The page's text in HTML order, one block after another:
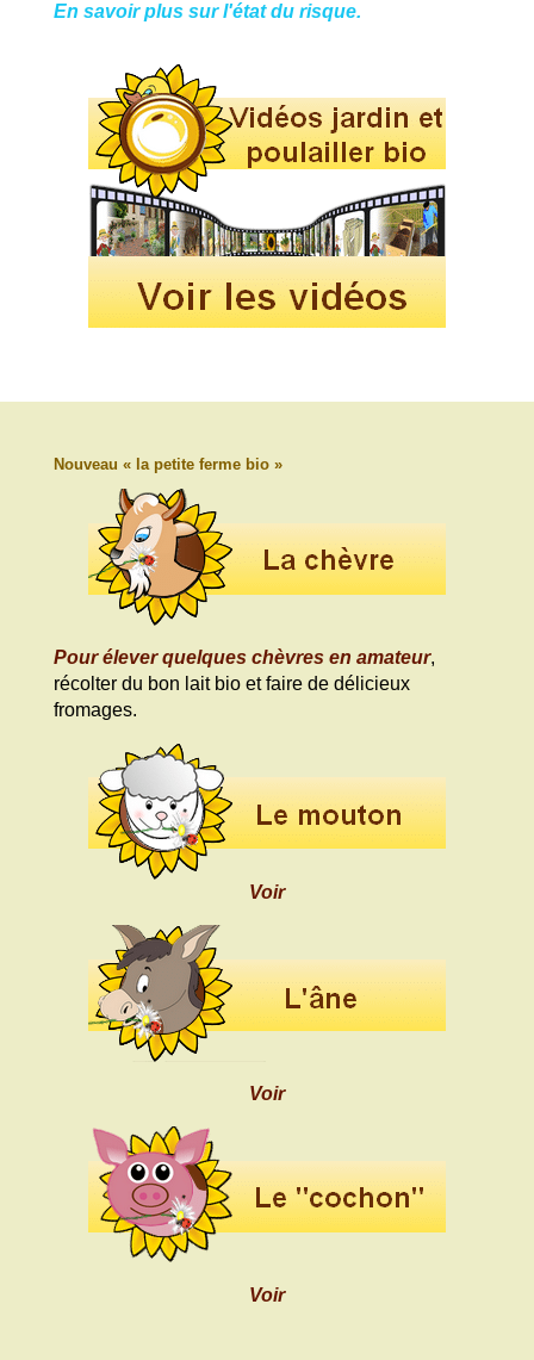
En savoir plus sur l'état du risque.
Nouveau « la petite ferme bio »
Pour élever quelques chèvres en amateur,
récolter du bon lait bio et faire de délicieux
fromages.
Voir
Voir
Voir